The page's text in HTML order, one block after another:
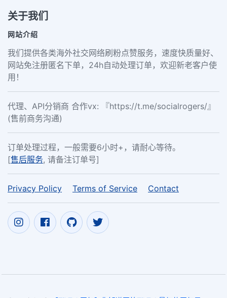
关于我们
网站介绍
我们提供各类海外社交网络刷粉点赞服务，速度快质量好、
网站免注册匿名下单，24h自动处理订单，欢迎新老客户使
用！
代理、API分销商 合作vx: 『https://t.me/socialrogers/』
(售前商务沟通)
订单处理过程，一般需要6小时+，请耐心等待。
[售后服务, 请备注订单号]
Privacy Policy Terms of Service Contact